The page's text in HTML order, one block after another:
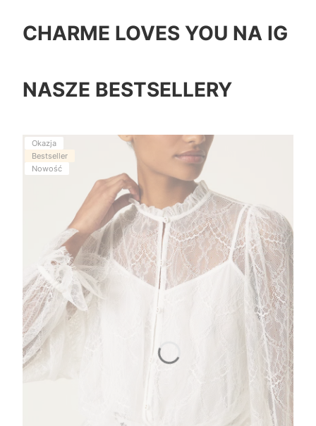
CHARME LOVES YOU NA IG
NASZE BESTSELLERY
Okazja
Bestseller
Nowość